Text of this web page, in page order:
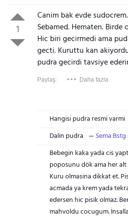
1
Canim bak evde
Sebamed. Hematen. Birde
Hic biri gecirmedi ama
gecti. Kuruttu kan
pudra gecirdi tavsiye
Paylaş: Daha fazla
Hangisi pudra resmi varmi
Dalin pudra Sema Bstg
Bebegin kaka yada cis
poposunu dök ama her
Kuru olmasina dikkat et.
acmada ya krem yada
edersen hic pisik olmaz.
mahvoldu cocugum.